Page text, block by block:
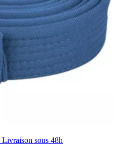
Livraison sous 48h